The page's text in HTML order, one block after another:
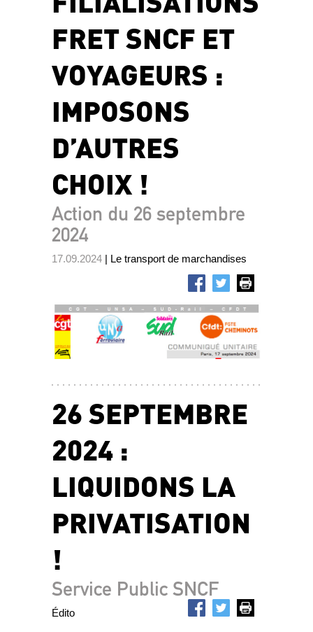
FRET SNCF ET
VOYAGEURS :
IMPOSONS
D’AUTRES
CHOIX !
Action du 26 septembre
2024
17.09.2024 | Le transport de marchandises
26 SEPTEMBRE
2024 :
LIQUIDONS LA
PRIVATISATION
!
Service Public SNCF
Édito